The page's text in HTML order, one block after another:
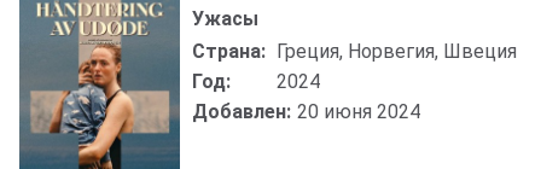
Ужасы
Страна: Греция, Норвегия, Швеция
Год:
2024
Добавлен: 20 июня 2024